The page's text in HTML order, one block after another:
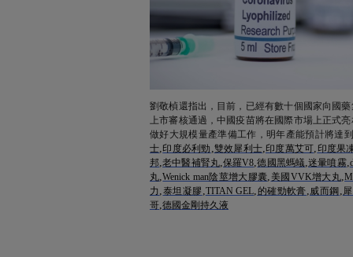
劉敬楨還指出，目前，已經有數十個國家向國
上市審核通過，中國疫苗將在國際市場上正式
做好大規模量產準備工作，明年產能預計將達
士 印度必利勁 雙效犀利士, 印度萬艾可 印度果
邦 ,老中醫補腎丸, 保羅V8 ,德國黑螞蟻 ,迷暈噴霧,
丸 ,Wenick man陰莖增大膠囊 美國VVK增大丸 ,
力 泰坦凝膠 TITAN GEL 的確勁軟膏 威而鋼
哥 德國金剛持久液